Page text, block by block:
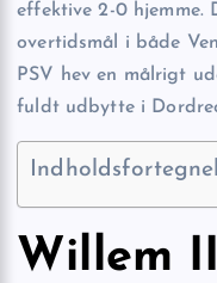
effektive 2-0 hjemme.
overtidsmål i både
PSV hev en målrigt
fuldt udbytte i
Willem